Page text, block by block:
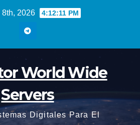
8th, 2026 4:12:13 PM
World Wide
Servers
Digitales Para El